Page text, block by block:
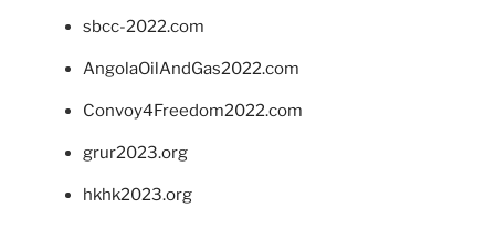
sbcc-2022.com
AngolaOilAndGas2022.com
Convoy4Freedom2022.com
grur2023.org
hkhk2023.org